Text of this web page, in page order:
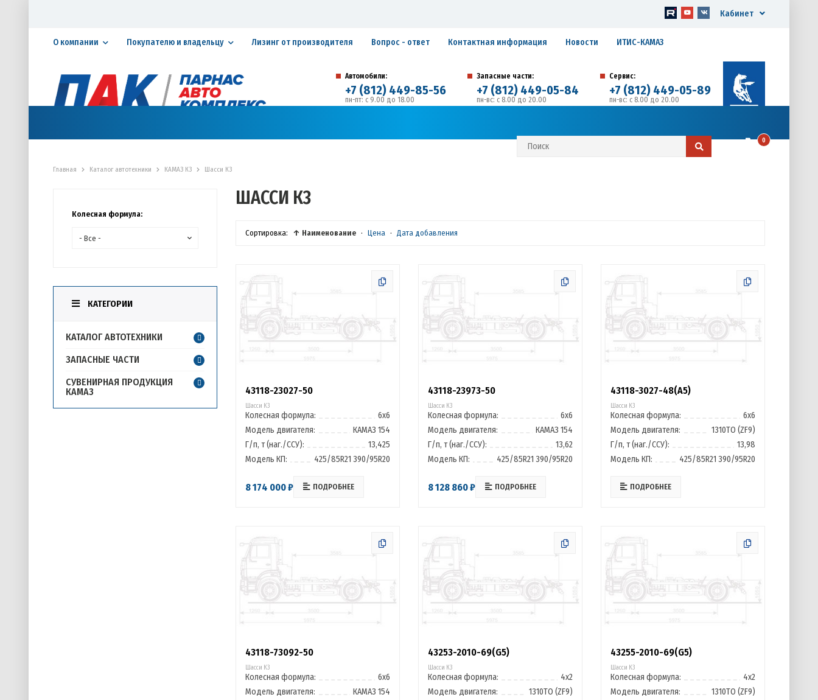
Кабинет
О компании Покупателю и владельцу Лизинг от производителя Вопрос - ответ Контактная информация Новости ИТИС-КАМАЗ
Автомобили:
+7 (812) 449-85-56
пн-пт: с 9.00 до 18.00
Запасные части:
+7 (812) 449-05-84
пн-вс: с 8.00 до 20.00
Сервис:
+7 (812) 449-05-89
пн-вс: с 8.00 до 20.00
0
Главная Каталог автотехники КАМАЗ К3 Шасси К3
ШАССИ К3
Сортировка: ↑ Наименование · Цена · Дата добавления
43118-23027-50
Шасси К3
Колесная формула:
6х6
Модель двигателя:
КАМАЗ 154
Г/п, т (наг./ССУ):
13,425
Модель КП:
425/85R21 390/95R20
8 174 000 ₽ ПОДРОБНЕЕ
43118-23973-50
Шасси К3
Колесная формула:
6х6
Модель двигателя:
КАМАЗ 154
Г/п, т (наг./ССУ):
13,62
Модель КП:
425/85R21 390/95R20
8 128 860 ₽ ПОДРОБНЕЕ
43118-3027-48(А5)
Шасси К3
Колесная формула:
6х6
Модель двигателя:
1310ТО (ZF9)
Г/п, т (наг./ССУ):
13,98
Модель КП:
425/85R21 390/95R20
ПОДРОБНЕЕ
43118-73092-50
Шасси К3
Колесная формула:
6х6
Модель двигателя:
КАМАЗ 154
43253-2010-69(G5)
Шасси К3
Колесная формула:
4х2
Модель двигателя:
1310ТО (ZF9)
43255-2010-69(G5)
Шасси К3
Колесная формула:
4х2
Модель двигателя:
1310ТО (ZF9)
Колесная формула:
КАТЕГОРИИ
КАТАЛОГ АВТОТЕХНИКИ
ЗАПАСНЫЕ ЧАСТИ
СУВЕНИРНАЯ ПРОДУКЦИЯ
КАМАЗ